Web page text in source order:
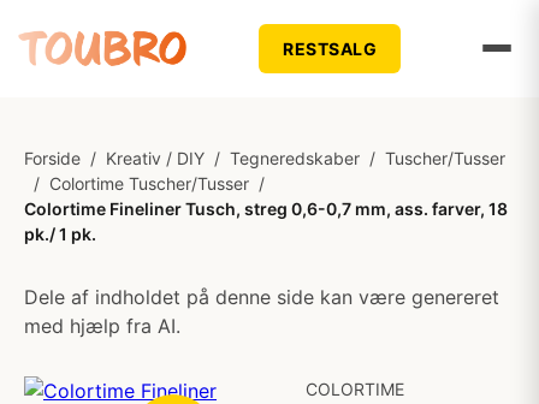
RESTSALG
Forside / Kreativ / DIY / Tegneredskaber / Tuscher/Tusser
/ Colortime Tuscher/Tusser /
Colortime Fineliner Tusch, streg 0,6-0,7 mm, ass. farver, 18
pk./ 1 pk.
Dele af indholdet på denne side kan være genereret
med hjælp fra AI.
COLORTIME